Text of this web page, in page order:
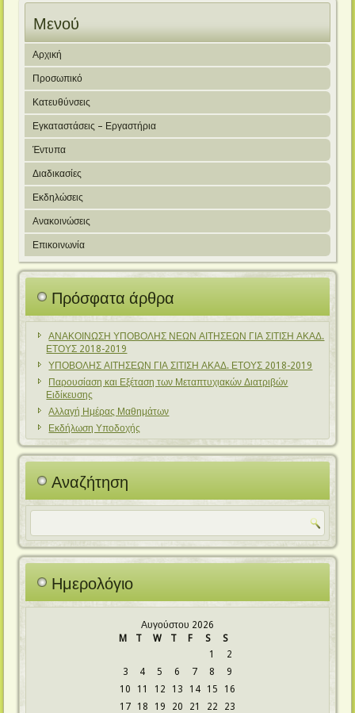
Μενού
Αρχική
Προσωπικό
Κατευθύνσεις
Εγκαταστάσεις – Εργαστήρια
Έντυπα
Διαδικασίες
Εκδηλώσεις
Ανακοινώσεις
Επικοινωνία
Πρόσφατα άρθρα
ΑΝΑΚΟΙΝΩΣΗ ΥΠΟΒΟΛΗΣ ΝΕΩΝ ΑΙΤΗΣΕΩΝ ΓΙΑ ΣΙΤΙΣΗ ΑΚΑΔ.
ΕΤΟΥΣ 2018-2019
ΥΠΟΒΟΛΗΣ ΑΙΤΗΣΕΩΝ ΓΙΑ ΣΙΤΙΣΗ ΑΚΑΔ. ΕΤΟΥΣ 2018-2019
Παρουσίαση και Εξέταση των Μεταπτυχιακών Διατριβών
Ειδίκευσης
Αλλαγή Ημέρας Μαθημάτων
Εκδήλωση Υποδοχής
Αναζήτηση
Ημερολόγιο
Αυγούστου 2026
M
T W T F S S
1
2
3
4 5 6 7 8
9
10
11 12 13 14 15
16
17
18 19 20 21 22
23